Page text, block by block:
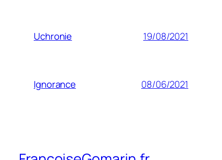
Uchronie 19/08/2021
Ignorance 08/06/2021